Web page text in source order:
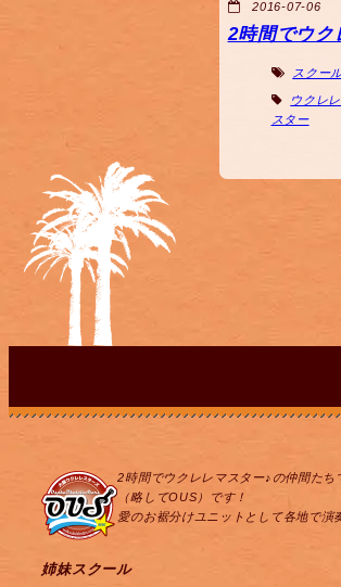
2016-07-06
2時間でウク
スクー
ウクレレ
スター
2時間でウクレレマスター♪の仲間た
（略してOUS）です！
愛のお裾分けユニットとして各地で演
姉妹スクール